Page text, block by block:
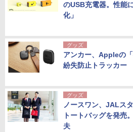
のUSB充電器。性能
化」
グッズ
アンカー、Appleの
紛失防止トラッカー
グッズ
ノースワン、JALス
トートバッグを発売
夫